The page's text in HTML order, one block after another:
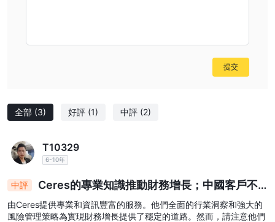
全部 (3) 好評 (1) 中評 (2)
T10329
6-10年
中評
Ceres的專業知識推動財務增長；中國客戶不
符合資格
由Ceres提供專業和資訊豐富的服務。他們全面的行業洞察和強大的
風險管理策略為實現財務增長提供了穩定的道路。然而，請注意他們
提交